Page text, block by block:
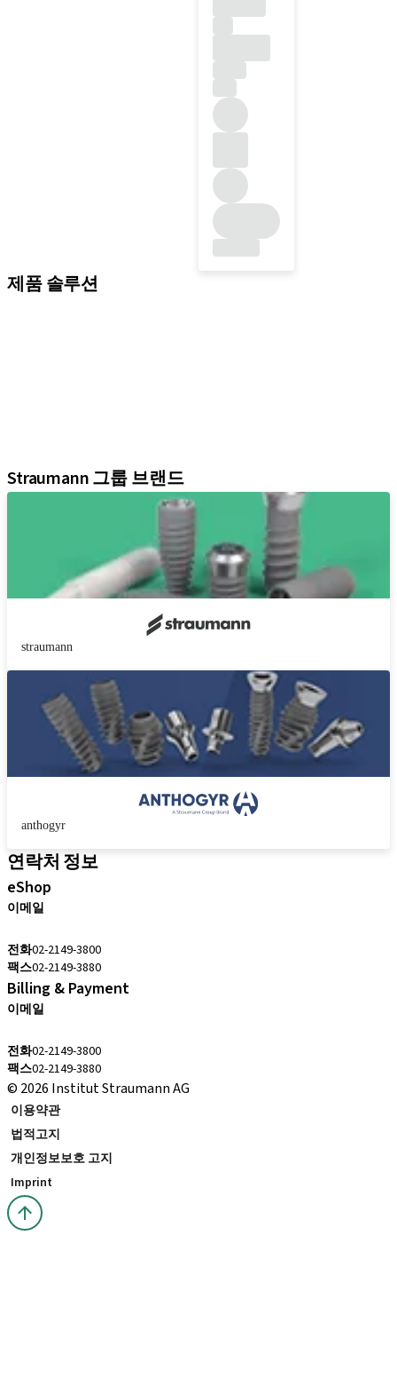
제품 솔루션
Straumann 그룹 브랜드
straumann
anthogyr
연락처 정보
eShop
이메일
전화02-2149-3800
팩스02-2149-3880
Billing & Payment
이메일
전화02-2149-3800
팩스02-2149-3880
© 2026 Institut Straumann AG
이용약관
법적고지
개인정보보호 고지
Imprint